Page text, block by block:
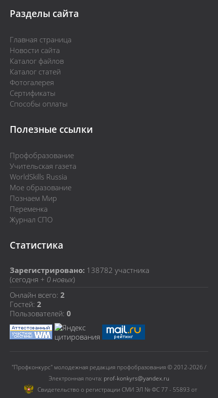
Разделы сайта
Главная страница
Новости сайта
Каталог файлов
Каталог статей
Фотогалерея
Сертификаты
Способы оплаты
Полезные ссылки
Профобразование
Учительская газета
WorldSkills Russia
Мое образование
Познаем Мир
Переменка
Журнал СПО
Статистика
Зарегистрировано: 138782 участника
(сегодня + 0 новых)
Онлайн всего: 2
Гостей: 2
Пользователей: 0
"Профконкурс" молодежная редакция профобразования © 2012-2026 /
Электронная почта: prof-konkyrs@yandex.ru
Cвидетельство о регистрации СМИ ЭЛ № ФС 77 - 55893 от